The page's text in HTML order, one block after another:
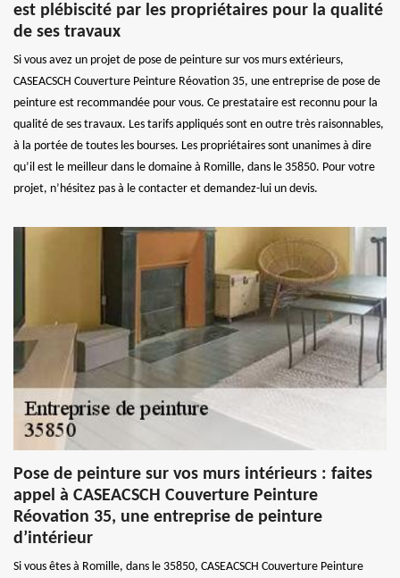
est plébiscité par les propriétaires pour la qualité
de ses travaux
Si vous avez un projet de pose de peinture sur vos murs extérieurs,
CASEACSCH Couverture Peinture Réovation 35, une entreprise de pose de
peinture est recommandée pour vous. Ce prestataire est reconnu pour la
qualité de ses travaux. Les tarifs appliqués sont en outre très raisonnables,
à la portée de toutes les bourses. Les propriétaires sont unanimes à dire
qu’il est le meilleur dans le domaine à Romille, dans le 35850. Pour votre
projet, n’hésitez pas à le contacter et demandez-lui un devis.
Pose de peinture sur vos murs intérieurs : faites
appel à CASEACSCH Couverture Peinture
Réovation 35, une entreprise de peinture
d’intérieur
Si vous êtes à Romille, dans le 35850, CASEACSCH Couverture Peinture